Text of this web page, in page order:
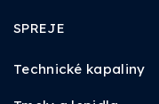
SPREJE
Technické kapaliny